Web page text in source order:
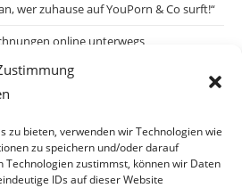
zu bieten, verwenden wir Technologien wie
zu speichern und/oder darauf
Technologien zustimmst, können wir Daten
IDs auf dieser Website
wer zuhause auf YouPorn & Co surft!“
online unterwegs
„Erst nach einem Anschlag wäre